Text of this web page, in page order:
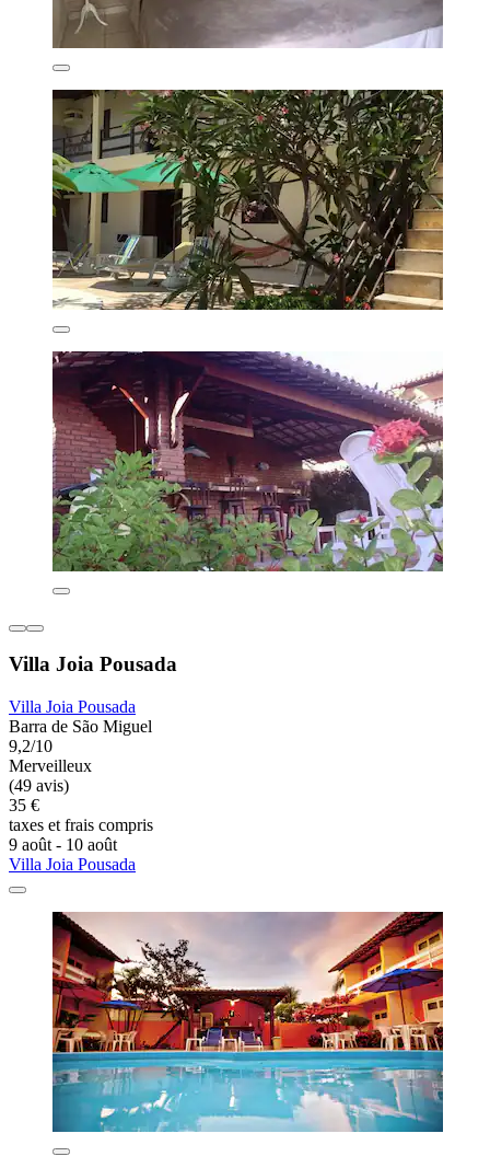
Villa Joia Pousada
Villa Joia Pousada
Barra de São Miguel
9,2/10
Merveilleux
(49 avis)
35 €
taxes et frais compris
9 août - 10 août
Villa Joia Pousada